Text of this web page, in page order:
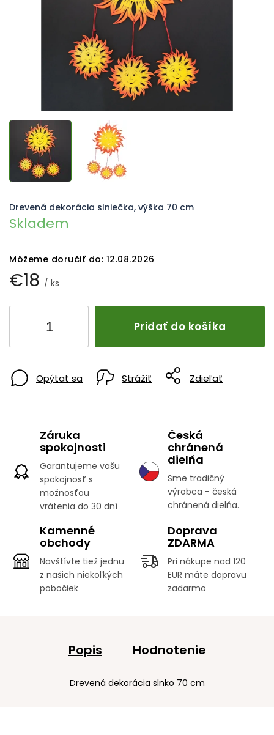
€18 / ks
Skladem
Môžeme doručiť do: 12.08.2026
Pridať do košíka
Drevená dekorácia slniečka, výška 70 cm
Opýtať sa Strážiť Zdieľať
Záruka
spokojnosti
Garantujeme vašu
spokojnosť s
možnosťou
vrátenia do 30 dní
Česká
chránená
dielňa
Sme tradičný
výrobca - česká
chránená dielňa.
Kamenné
obchody
Navštívte tiež jednu
z našich niekoľkých
pobočiek
Doprava
ZDARMA
Pri nákupe nad 120
EUR máte dopravu
zadarmo
Popis Hodnotenie
Drevená dekorácia slnko 70 cm